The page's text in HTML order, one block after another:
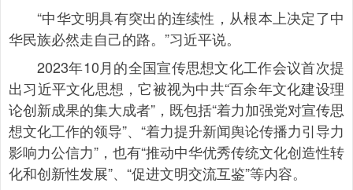
“中华文明具有突出的连续性，从根本上决定了中
华民族必然走自己的路。”习近平说。
2023年10月的全国宣传思想文化工作会议首次提
出习近平文化思想，它被视为中共“百余年文化建设理
论创新成果的集大成者”，既包括“着力加强党对宣传思
想文化工作的领导”、“着力提升新闻舆论传播力引导力
影响力公信力”，也有“推动中华优秀传统文化创造性转
化和创新性发展”、“促进文明交流互鉴”等内容。